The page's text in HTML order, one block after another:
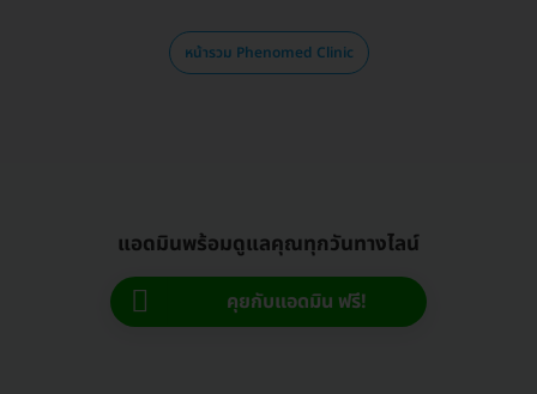
หน้ารวม Phenomed Clinic
แอดมินพร้อมดูแลคุณทุกวันทางไลน์
คุยกับแอดมิน ฟรี!